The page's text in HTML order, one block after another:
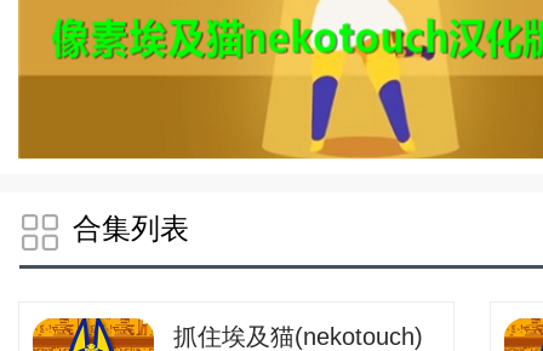
合集列表
抓住埃及猫(nekotouch)